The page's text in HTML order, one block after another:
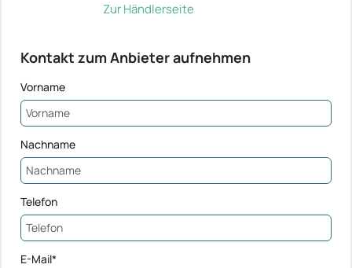
Zur Händlerseite
Kontakt zum Anbieter aufnehmen
Vorname
Nachname
Telefon
E-Mail*